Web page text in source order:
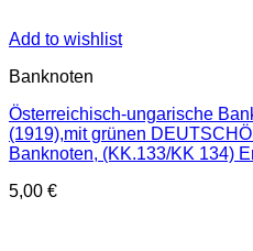
Add to wishlist
Banknoten
Österreichisch-ungarische
(1919),mit grünen
Banknoten, (KK.133/KK 134)
5,00 €